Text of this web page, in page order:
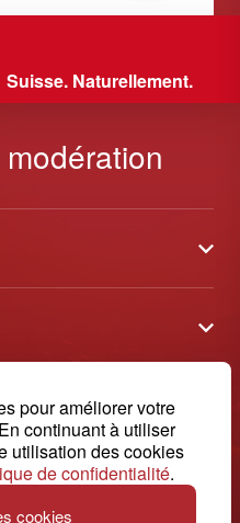
pour améliorer votre
continuant à utiliser
utilisation des cookies
de confidentialité.
cookies
Suisse. Naturellement.
Gare 2 - CP 144 - 1964
français